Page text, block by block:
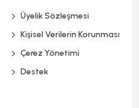
Üyelik Sözleşmesi
Kişisel Verilerin Korunması
Çerez Yönetimi
Destek